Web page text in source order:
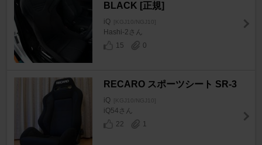
BLACK [正規]
iQ [KGJ10/NGJ10]
Hashi-2さん
15
0
RECARO スポーツシート SR-3
iQ [KGJ10/NGJ10]
iQ54さん
22
1